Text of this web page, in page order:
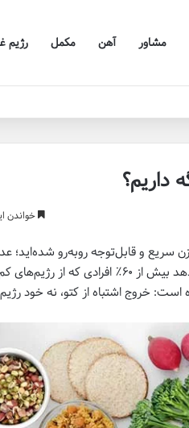
مشاور آهن مکمل رژیم
داریم؟
خواندن این مطلب
سریع و قابل‌توجه روبه‌رو شده‌اید؛
می‌بینید، وسوسه‌کننده است. اما آمارهای تغذیه‌ای نشان می‌دهد بیش
خروج اشتباه از کتو، نه خود